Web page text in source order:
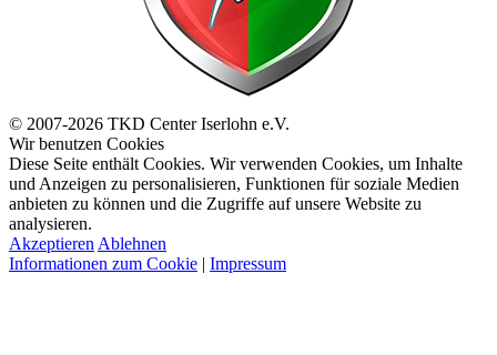
© 2007-2026 TKD Center Iserlohn e.V.
Wir benutzen Cookies
Diese Seite enthält Cookies. Wir verwenden Cookies, um Inhalte
und Anzeigen zu personalisieren, Funktionen für soziale Medien
anbieten zu können und die Zugriffe auf unsere Website zu
analysieren.
Akzeptieren Ablehnen
Informationen zum Cookie | Impressum